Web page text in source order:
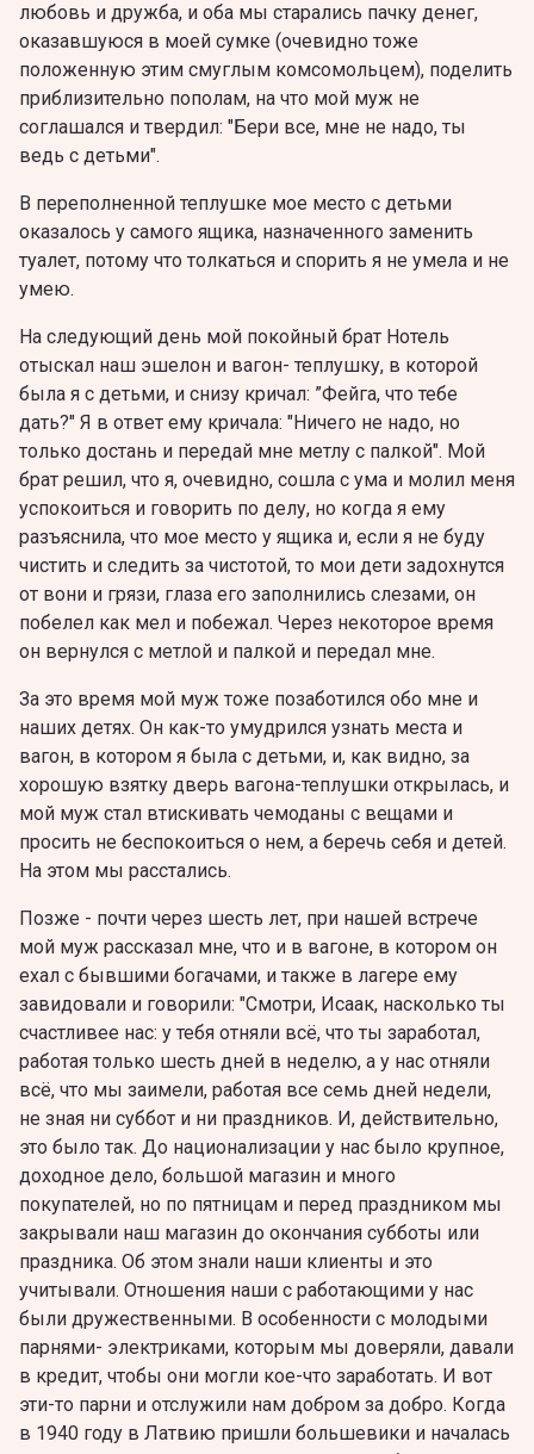
любовь и дружба, и оба мы старались пачку денег,
оказавшуюся в моей сумке (очевидно тоже
положенную этим смуглым комсомольцем), поделить
приблизительно пополам, на что мой муж не
соглашался и твердил: "Бери все, мне не надо, ты
ведь с детьми".
В переполненной теплушке мое место с детьми
оказалось у самого ящика, назначенного заменить
туалет, потому что толкаться и спорить я не умела и не
умею.
На следующий день мой покойный брат Нотель
отыскал наш эшелон и вагон- теплушку, в которой
была я с детьми, и снизу кричал: ”Фейга, что тебе
дать?" Я в ответ ему кричала: "Ничего не надо, но
только достань и передай мне метлу с палкой". Мой
брат решил, что я, очевидно, сошла с ума и молил меня
успокоиться и говорить по делу, но когда я ему
разъяснила, что мое место у ящика и, если я не буду
чистить и следить за чистотой, то мои дети задохнутся
от вони и грязи, глаза его заполнились слезами, он
побелел как мел и побежал. Через некоторое время
он вернулся с метлой и палкой и передал мне.
За это время мой муж тоже позаботился обо мне и
наших детях. Он как-то умудрился узнать места и
вагон, в котором я была с детьми, и, как видно, за
хорошую взятку дверь вагона-теплушки открылась, и
мой муж стал втискивать чемоданы с вещами и
просить не беспокоиться о нем, а беречь себя и детей.
На этом мы расстались.
Позже - почти через шесть лет, при нашей встрече
мой муж рассказал мне, что и в вагоне, в котором он
ехал с бывшими богачами, и также в лагере ему
завидовали и говорили: "Смотри, Исаак, насколько ты
счастливее нас: у тебя отняли всё, что ты заработал,
работая только шесть дней в неделю, а у нас отняли
всё, что мы заимели, работая все семь дней недели,
не зная ни суббот и ни праздников. И, действительно,
это было так. До национализации у нас было крупное,
доходное дело, большой магазин и много
покупателей, но по пятницам и перед праздником мы
закрывали наш магазин до окончания субботы или
праздника. Об этом знали наши клиенты и это
учитывали. Отношения наши с работающими у нас
были дружественными. В особенности с молодыми
парнями- электриками, которым мы доверяли, давали
в кредит, чтобы они могли кое-что заработать. И вот
эти-то парни и отслужили нам добром за добро. Когда
в 1940 году в Латвию пришли большевики и началась